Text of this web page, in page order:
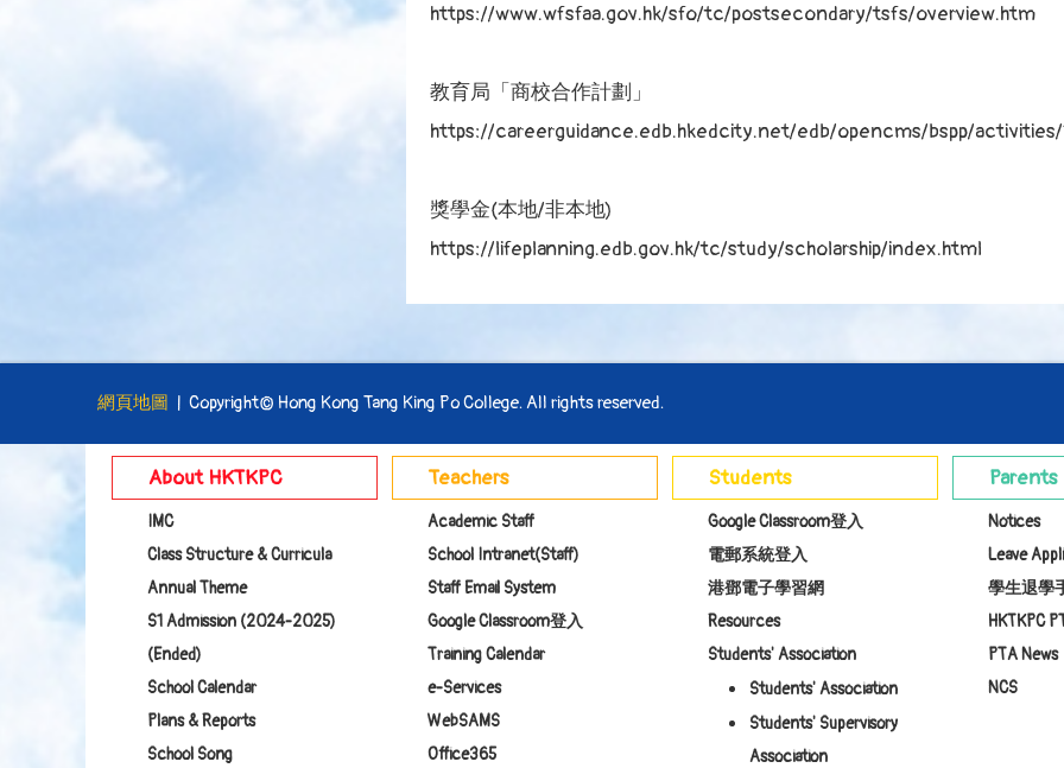
https://www.wfsfaa.gov.hk/sfo/tc/postsecondary/tsfs/overview.htm
教育局「商校合作計劃」
https://careerguidance.edb.hkedcity.net/edb/opencms/bspp/
獎學金(本地/非本地)
https://lifeplanning.edb.gov.hk/tc/study/scholarship/index.html
網頁地圖 | Copyright© Hong Kong Tang King Po College. All rights reserved.
About HKTKPC
IMC
Class Structure & Curricula
Annual Theme
S1 Admission (2024-2025)
(Ended)
School Calendar
Plans & Reports
School Song
Teachers
Academic Staff
School Intranet(Staff)
Staff Email System
Google Classroom登入
Training Calendar
e-Services
WebSAMS
Office365
Students
Google Classroom登入
電郵系統登入
港鄧電子學習網
Resources
Students' Association
Students' Association
Students' Supervisory
Association
Parents
Notices
Leave
學生退學
HKTKPC
PTA News
NCS